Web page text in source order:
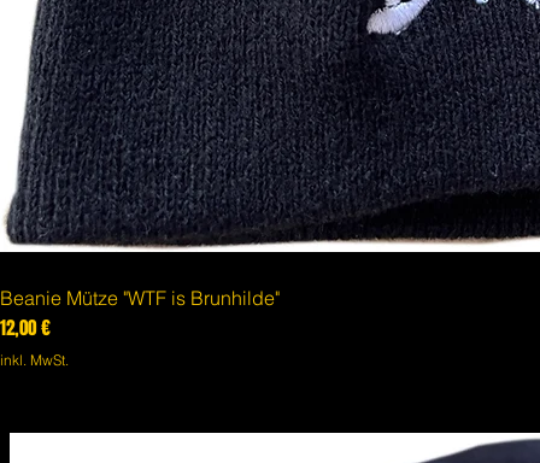
Beanie Mütze "WTF is Brunhilde"
Preis
12,00 €
inkl. MwSt.